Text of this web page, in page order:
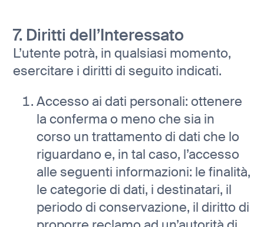
7. Diritti dell’Interessato
L’utente potrà, in qualsiasi momento,
esercitare i diritti di seguito indicati.
Accesso ai dati personali: ottenere
la conferma o meno che sia in
corso un trattamento di dati che lo
riguardano e, in tal caso, l’accesso
alle seguenti informazioni: le finalità,
le categorie di dati, i destinatari, il
periodo di conservazione, il diritto di